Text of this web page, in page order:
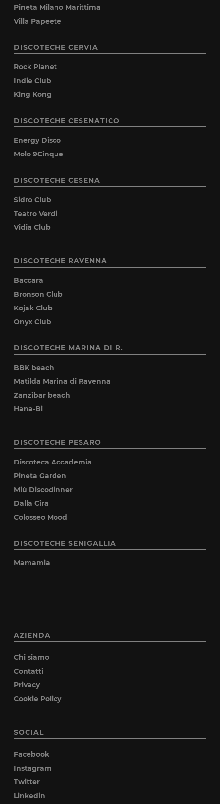
Pineta Milano Marittima
Villa Papeete
DISCOTECHE CERVIA
Rock Planet
Indie Club
King Kong
DISCOTECHE CESENATICO
Energy Disco
Molo 9Cinque
DISCOTECHE CESENA
Sidro Club
Teatro Verdi
Vidia Club
DISCOTECHE RAVENNA
Baccara
Bronson Club
Kojak Club
Onyx Club
DISCOTECHE MARINA DI R.
BBK beach
Matilda Marina di Ravenna
Zanzibar beach
Hana-Bi
DISCOTECHE PESARO
Discoteca Accademia
Pineta Garden
Miù Discodinner
Dalla Cira
Colosseo Mood
DISCOTECHE SENIGALLIA
Mamamia
AZIENDA
Chi siamo
Contatti
Privacy
Cookie Policy
SOCIAL
Facebook
Instagram
Twitter
Linkedin